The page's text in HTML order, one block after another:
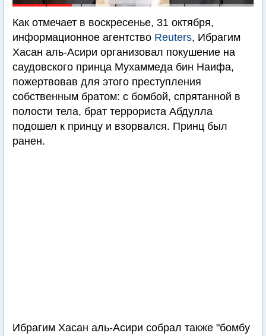
Как отмечает в воскресенье, 31 октября,
информационное агентство Reuters, Ибрагим
Хасан аль-Асири организовал покушение на
саудовского принца Мухаммеда бин Наифа,
пожертвовав для этого преступления
собственным братом: с бомбой, спрятанной в
полости тела, брат террориста Абдулла
подошел к принцу и взорвался. Принц был
ранен.
Ибрагим Хасан аль-Асири собрал также "бомбу